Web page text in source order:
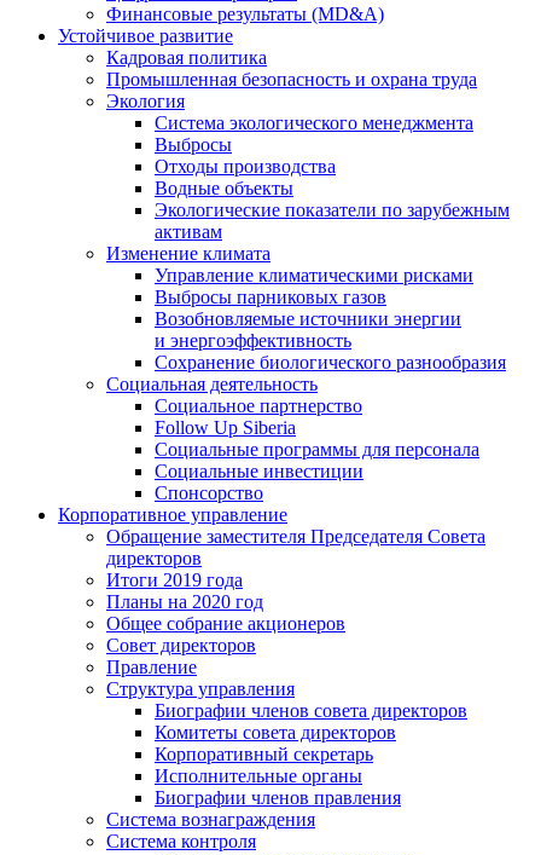
Финансовые результаты (MD&A)
Устойчивое развитие
Кадровая политика
Промышленная безопасность и охрана труда
Экология
Система экологического менеджмента
Выбросы
Отходы производства
Водные объекты
Экологические показатели по зарубежным
активам
Изменение климата
Управление климатическими рисками
Выбросы парниковых газов
Возобновляемые источники энергии
и энергоэффективность
Сохранение биологического разнообразия
Социальная деятельность
Социальное партнерство
Follow Up Siberia
Социальные программы для персонала
Социальные инвестиции
Спонсорство
Корпоративное управление
Обращение заместителя Председателя Совета
директоров
Итоги 2019 года
Планы на 2020 год
Общее собрание акционеров
Совет директоров
Правление
Структура управления
Биографии членов совета директоров
Комитеты совета директоров
Корпоративный секретарь
Исполнительные органы
Биографии членов правления
Система вознаграждения
Система контроля